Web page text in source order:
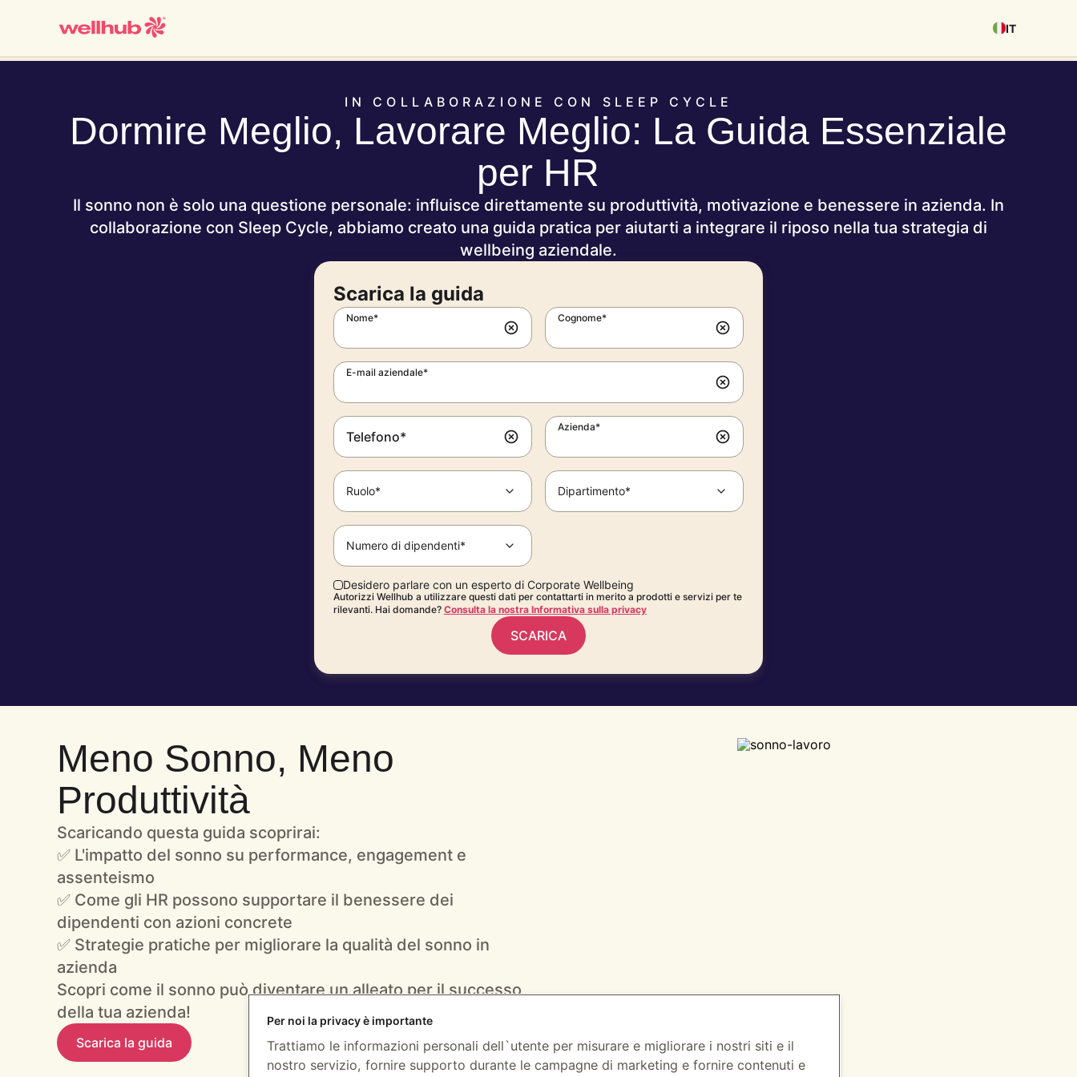
IT
IN COLLABORAZIONE CON SLEEP CYCLE
Dormire Meglio, Lavorare Meglio: La Guida Essenziale
per HR
Il sonno non è solo una questione personale: influisce direttamente su produttività, motivazione e benessere in azienda. In
collaborazione con Sleep Cycle, abbiamo creato una guida pratica per aiutarti a integrare il riposo nella tua strategia di
wellbeing aziendale.
Scarica la guida
Nome* Cognome*
E-mail aziendale*
Telefono*
Azienda*
Ruolo* Dipartimento*
Numero di dipendenti*
Desidero parlare con un esperto di Corporate Wellbeing
Autorizzi Wellhub a utilizzare questi dati per contattarti in merito a prodotti e servizi per te
rilevanti. Hai domande? Consulta la nostra Informativa sulla privacy
SCARICA
Meno Sonno, Meno
Produttività
Scaricando questa guida scoprirai:
✅ L'impatto del sonno su performance, engagement e
assenteismo
✅ Come gli HR possono supportare il benessere dei
dipendenti con azioni concrete
✅ Strategie pratiche per migliorare la qualità del sonno in
azienda
Scopri come il sonno può diventare un alleato per il successo
della tua azienda!
Scarica la guida
Per noi la privacy è importante
Trattiamo le informazioni personali dell`utente per misurare e migliorare i nostri siti e il
nostro servizio, fornire supporto durante le campagne di marketing e fornire contenuti e